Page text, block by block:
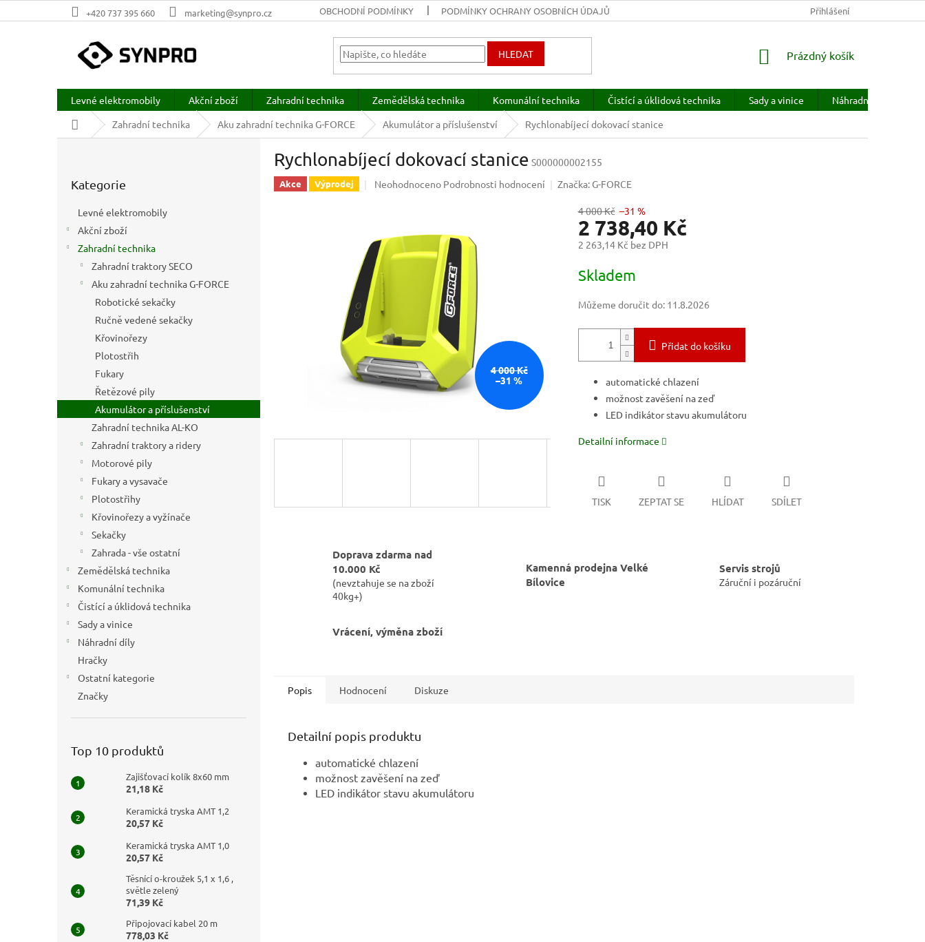
na
+420 737 395 660 marketing@synpro.cz OBCHODNÍ PODMÍNKY PODMÍNKY OCHRANY OSOBNÍCH ÚDAJŮ PRODÁVANÉ ZNAČKY
Přihlášení
HLEDAT
NÁKUPNÍ
Prázdný košík
Levné elektromobily Akční zboží Zahradní technika Zemědělská technika Komunální technika Čistící a úklidová technika Sady a vinice Náhradní díly
Domů Zahradní technika Aku zahradní technika G-FORCE Akumulátor a příslušenství Rychlonabíjecí dokovací stanice
kategorie
Kategorie
Levné elektromobily
Akční zboží
Zahradní technika
Zahradní traktory SECO
Aku zahradní technika G-FORCE
Robotické sekačky
Ručně vedené sekačky
Křovinořezy
Plotostřih
Fukary
Řetězové pily
Akumulátor a příslušenství
Zahradní technika AL-KO
Zahradní traktory a ridery
Motorové pily
Fukary a vysavače
Plotostřihy
Křovinořezy a vyžínače
Sekačky
Zahrada - vše ostatní
Zemědělská technika
Komunální technika
Čistící a úklidová technika
Sady a vinice
Náhradní díly
Hračky
Ostatní kategorie
Značky
Top 10 produktů
Zajišťovací kolík 8x60 mm
21,18 Kč
Keramická tryska AMT 1,2
20,57 Kč
Keramická tryska AMT 1,0
20,57 Kč
Těsnící o-kroužek 5,1 x 1,6 ,
světle zelený
71,39 Kč
Připojovací kabel 20 m
778,03 Kč
Rychlonabíjecí dokovací stanice S000000002155
Akce Výprodej
Průměrné
0,0
z
5
hvězdiček.
Neohodnoceno Podrobnosti hodnocení Značka: G-FORCE
4 000 Kč
–31 %
4 000 Kč –31 %
2 738,40 Kč
2 263,14 Kč bez DPH
cena:
Skladem
Můžeme doručit do: 11.8.2026
Přidat do košíku
automatické chlazení
možnost zavěšení na zeď
LED indikátor stavu akumulátoru
Detailní informace
TISK ZEPTAT SE HLÍDAT SDÍLET
Doprava zdarma nad
10.000 Kč
(nevztahuje se na zboží
40kg+)
Kamenná prodejna Velké
Bílovice
Servis strojů
Záruční i pozáruční
Vrácení, výměna zboží
Popis Hodnocení Diskuze
Detailní popis produktu
automatické chlazení
možnost zavěšení na zeď
LED indikátor stavu akumulátoru